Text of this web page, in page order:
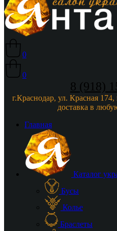
0
0
8 (918)
г.Краснодар, ул. Красная
доставка в
Главная
Каталог
Бусы
Колье
Браслеты